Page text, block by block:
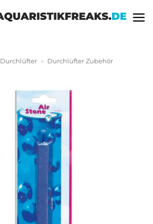
Durchlüfter » Durchlüfter Zubehör